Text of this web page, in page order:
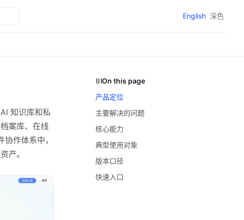
English 深色
知识库和私
案库、在线
作体系中，
产。
On this page
产品定位
主要解决的问题
核心能力
典型使用对象
版本口径
快速入口